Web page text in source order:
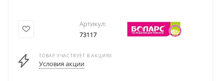
Артикул:
73117
ТОВАР УЧАСТВУЕТ В АКЦИЯХ
Условия акции